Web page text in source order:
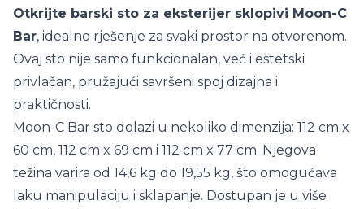
Otkrijte barski sto za eksterijer sklopivi Moon-C
Bar, idealno rješenje za svaki prostor na otvorenom.
Ovaj sto nije samo funkcionalan, već i estetski
privlačan, pružajući savršeni spoj dizajna i
praktičnosti.
Moon-C Bar sto dolazi u nekoliko dimenzija: 112 cm x
60 cm, 112 cm x 69 cm i 112 cm x 77 cm. Njegova
težina varira od 14,6 kg do 19,55 kg, što omogućava
laku manipulaciju i sklapanje. Dostupan je u više